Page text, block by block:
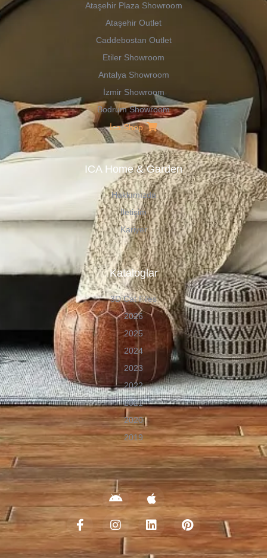
Ataşehir Plaza Showroom
Ataşehir Outlet
Caddebostan Outlet
Etiler Showroom
Antalya Showroom
İzmir Showroom
Bodrum Showroom
İca Shop
ICA Home & Garden
Hakkımızda
İletişim
Kariyer
Kataloglar
3D Cat Files
2026
2025
2024
2023
2022
2021
2020
2019